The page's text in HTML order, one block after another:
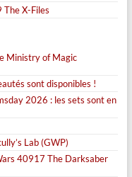
The X-Files
Ministry of Magic
sont disponibles !
2026 : les sets sont en
Lab (GWP)
40917 The Darksaber